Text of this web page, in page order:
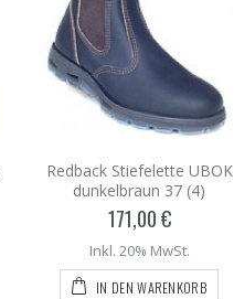
Redback Stiefelette UBOK
dunkelbraun 37 (4)
171,00 €
Inkl. 20% MwSt.
IN DEN WARENKORB